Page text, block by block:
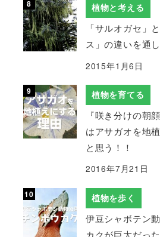
植物と考える
「サルオガセ」
ス」の違いを通
2015年1月6日
植物を育てる
『咲き分けの朝
はアサガオを地
と思う！！
2016年7月21日
植物を歩く
伊豆シャボテン
カクが巨大だっ